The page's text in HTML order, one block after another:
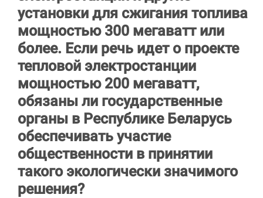
установки для сжигания топлива
мощностью 300 мегаватт или
более. Если речь идет о проекте
тепловой электростанции
мощностью 200 мегаватт,
обязаны ли государственные
органы в Республике Беларусь
обеспечивать участие
общественности в принятии
такого экологически значимого
решения?